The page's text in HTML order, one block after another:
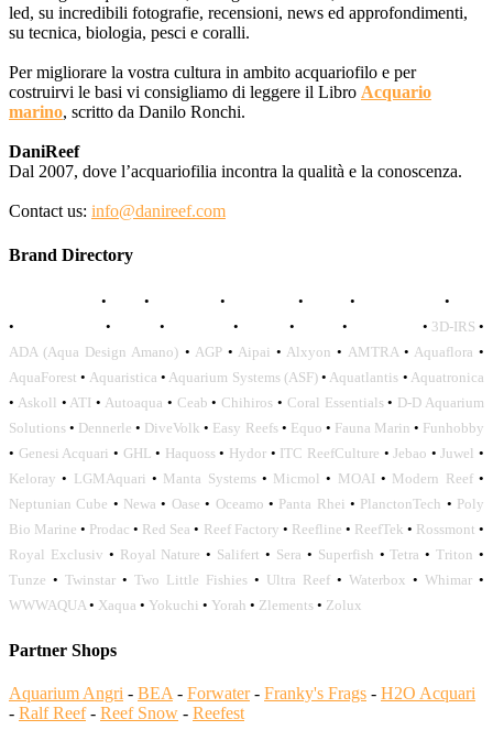
led, su incredibili fotografie, recensioni, news ed approfondimenti,
su tecnica, biologia, pesci e coralli.
Per migliorare la vostra cultura in ambito acquariofilo e per
costruirvi le basi vi consigliamo di leggere il Libro Acquario
marino, scritto da Danilo Ronchi.
DaniReef
Dal 2007, dove l’acquariofilia incontra la qualità e la conoscenza.
Contact us: info@danireef.com
Brand Directory
• • • • • •
•
• • • • • • 3D-IRS •
ADA (Aqua Design Amano) • AGP• Aipai • Alxyon • AMTRA• Aquaflora •
AquaForest • Aquaristica • Aquarium Systems (ASF)• Aquatlantis • Aquatronica
• Askoll • ATI • Autoaqua • Ceab • Chihiros • Coral Essentials• D-D Aquarium
Solutions • Dennerle • DiveVolk • Easy Reefs• Equo • Fauna Marin • Funhobby
• Genesi Acquari • GHL • Haquoss• Hydor • ITC ReefCulture •Jebao •Juwel •
Keloray • LGMAquari • Manta Systems• Micmol • MOAI • Modern Reef•
Neptunian Cube • Newa • Oase • Oceamo • Panta Rhei • PlanctonTech • Poly
Bio Marine • Prodac • Red Sea • Reef Factory • Reefline • ReefTek • Rossmont •
Royal Exclusiv • Royal Nature • Salifert • Sera • Superfish •Tetra •Triton •
Tunze • Twinstar • Two Little Fishies • Ultra Reef • Waterbox • Whimar •
WWWAQUA • Xaqua • Yokuchi • Yorah • Zlements • Zolux
Partner Shops
Aquarium Angri - BEA - Forwater- Franky's Frags - H2O Acquari
- Ralf Reef- Reef Snow - Reefest